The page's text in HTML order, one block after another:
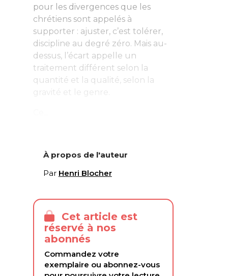
pour les divergences que les
chrétiens sont appelés à
supporter : ajuster, c’est tolérer,
discipline au degré zéro. Mais au-
dessus, l’écart appelle un
traitement différent selon la
quantité et la qualité, selon la
gravité et le genre.
À propos de l'auteur
Par Henri Blocher
Cet article est
réservé à nos
abonnés
Commandez votre
exemplaire ou abonnez-vous